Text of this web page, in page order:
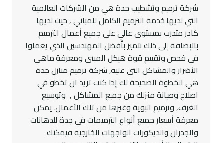
شركة ترميم وتشطيب جدة هي من الشركات العالمية
التي لديها خدمة الترميم الكامل للمباني , حيث لديها
كادر متدرب بمستوى عالي على جميع أعمال الترميم
بالإضافة إلى ذلك نتميز بأفضل المهندسين الذي يعملوا
في فحص وتقييم قوة هيكل المبنى ومعرفة ماهي
الأضرار والمشاكل التي عليه, شركة ترميم منازل جدة
هي الخطوة الصحيحة لك إذا كنت تريد ان تخطو في
اصلاح وصيانة منزلك من جميع المشاكل , وتوسيع
الغرف, وترميم البوية وغيرها من تلك الأعمال. يمكن
معرفة أسعار جميع أنواع الترميمات في جدة للدهانات
والجدران والديكورات الواجهات الخارجية فيمكنك